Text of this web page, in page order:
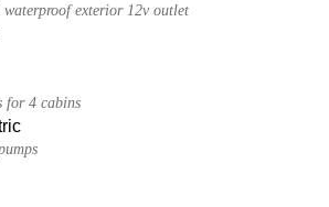
exterior 12v outlet
for 4 cabins